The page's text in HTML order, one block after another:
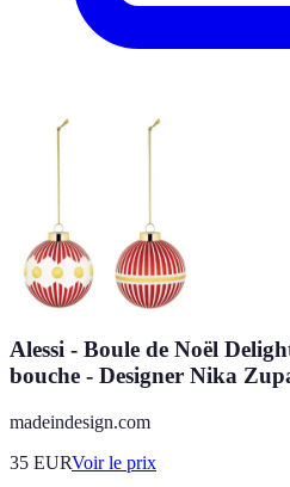
Alessi - Boule de Noël
bouche - Designer Nika
madeindesign.com
35 EURVoir le prix